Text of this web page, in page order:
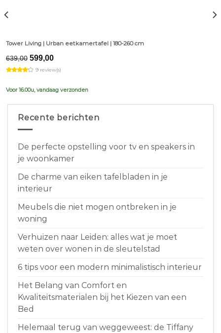
Tower Living | Urban eetkamertafel | 180-260 cm
639,00 Original
price
was:
599,00Current
is:
9 review(s)
Voor 16.00u, vandaag verzonden
Recente berichten
De perfecte opstelling voor tv en speakers in
je woonkamer
De charme van eiken tafelbladen in je
interieur
Meubels die niet mogen ontbreken in je
woning
Verhuizen naar Leiden: alles wat je moet
weten over wonen in de sleutelstad
6 tips voor een modern minimalistisch interieur
Het Belang van Comfort en
Kwaliteitsmaterialen bij het Kiezen van een
Bed
Helemaal terug van weggeweest: de Tiffany